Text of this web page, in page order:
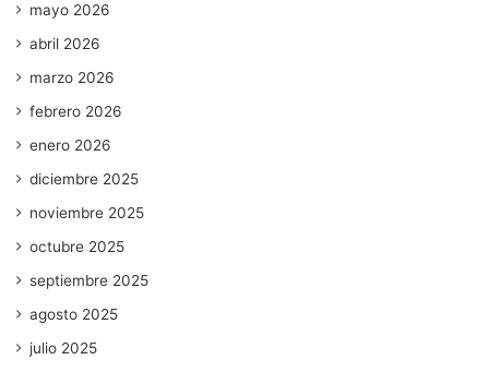
mayo 2026
abril 2026
marzo 2026
febrero 2026
enero 2026
diciembre 2025
noviembre 2025
octubre 2025
septiembre 2025
agosto 2025
julio 2025